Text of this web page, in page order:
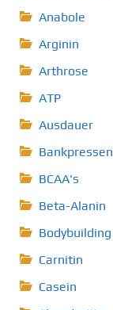
Anabole
Arginin
Arthrose
ATP
Ausdauer
Bankpressen
BCAA's
Beta-Alanin
Bodybuilding
Carnitin
Casein